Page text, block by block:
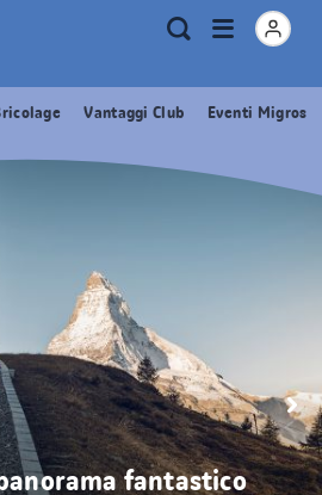
Metanavigazione
Ricerca
Apri
menu
Vantaggi Club Eventi Migros
fantastico